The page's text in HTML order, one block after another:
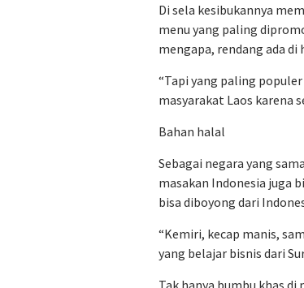
Di sela kesibukannya
menu yang paling
mengapa, rendang ada
“Tapi yang paling
masyarakat Laos karena
Bahan halal
Sebagai negara yang
masakan Indonesia juga
bisa diboyong dari
“Kemiri, kecap manis,
yang belajar bisnis dari